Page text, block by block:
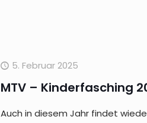
5. Februar 2025
MTV – Kinderfasching
Auch in diesem Jahr findet